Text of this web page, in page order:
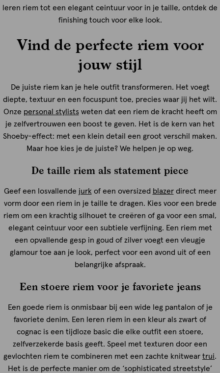
leren riem tot een elegant ceintuur voor in je taille, ontdek de
finishing touch voor elke look.
Vind de perfecte riem voor
jouw stijl
De juiste riem kan je hele outfit transformeren. Het voegt
diepte, textuur en een focuspunt toe, precies waar jij het wilt.
Onze personal stylistsweten dat een riem de kracht heeft om
je zelfvertrouwen een boost te geven. Het is de kern van het
Shoeby-effect: met een klein detail een groot verschil maken.
Maar hoe kies je de juiste? We helpen je op weg.
De taille riem als statement piece
Geef een losvallende jurk of een oversized blazerdirect meer
vorm door een riem in je taille te dragen. Kies voor een brede
riem om een krachtig silhouet te creëren of ga voor een smal,
elegant ceintuur voor een subtiele verfijning. Een riem met
een opvallende gesp in goud of zilver voegt een vleugje
glamour toe aan je look, perfect voor een avond uit of een
belangrijke afspraak.
Een stoere riem voor je favoriete jeans
Een goede riem is onmisbaar bij een wide leg pantalon of je
favoriete denim. Een leren riem in een kleur als zwart of
cognac is een tijdloze basic die elke outfit een stoere,
zelfverzekerde basis geeft. Speel met texturen door een
gevlochten riem te combineren met een zachte knitwear trui.
Het is de perfecte manier om de ‘sophisticated streetstyle’